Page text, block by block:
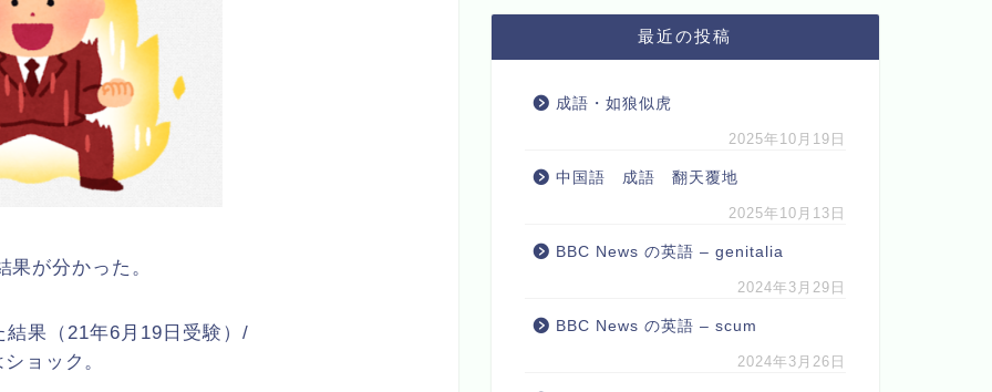
が分かった。
果（21年6月19日受験）/
ョック。
最近の投稿
成語・如狼似虎
2025年10月19日
中国語 成語 翻天覆地
2025年10月13日
BBC News の英語 – genitalia
2024年3月29日
BBC News の英語 – scum
2024年3月26日